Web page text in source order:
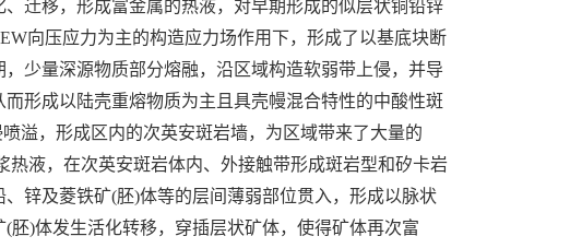
迁移，形成富金属的热液，对早期形成的似层状铜铅锌
向压应力为主的构造应力场作用下，形成了以基底块断
少量深源物质部分熔融，沿区域构造软弱带上侵，并导
形成以陆壳重熔物质为主且具壳幔混合特性的中酸性斑
溢，形成区内的次英安斑岩墙，为区域带来了大量的
液，在次英安斑岩体内、外接触带形成斑岩型和矽卡岩
锌及菱铁矿(胚)体等的层间薄弱部位贯入，形成以脉状
)体发生活化转移，穿插层状矿体，使得矿体再次富